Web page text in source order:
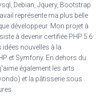
Debian, Jquery, Bootstrap
représente ma plus belle
développeur. Mon projet à
à devenir certifiée PHP 5.6
idées nouvelles à la
et Symfony. En dehors du
également les arts
et la pâtisserie sous